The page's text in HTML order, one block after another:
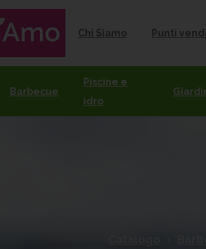
Chi Siamo Punti
Barbecue
Piscine e
idro